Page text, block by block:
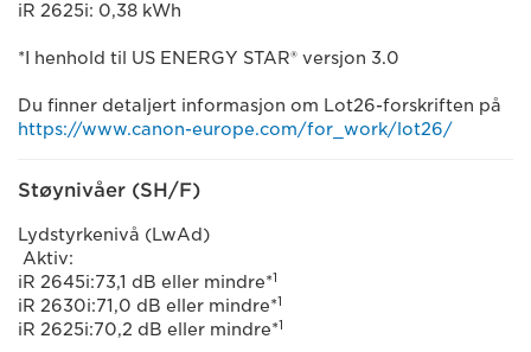
iR 2625i: 0,38 kWh
*I henhold til US ENERGY STAR® versjon 3.0
Du finner detaljert informasjon om Lot26-forskriften på
https://www.canon-europe.com/for_work/lot26/
Støynivåer (SH/F)
Lydstyrkenivå (LwAd)
Aktiv:
iR 2645i:73,1 dB eller mindre*1
iR 2630i:71,0 dB eller mindre*1
iR 2625i:70,2 dB eller mindre*1